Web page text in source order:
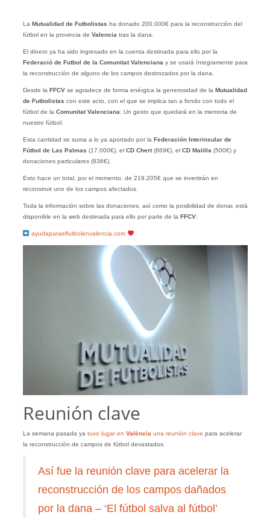
La Mutualidad de Futbolistas ha donado 200.000€ para la reconstrucción del
fútbol en la provincia de Valenciatras la dana.
El dinero ya ha sido ingresado en la cuenta destinada para ello por la
Federació de Futbol de la Comunitat Valenciana y se usará íntegramente para
la reconstrucción de alguno de los campos destrozados por la dana.
Desde la FFCVse agradece de forma enérgica la generosidad de la Mutualidad
de Futbolistas con este acto, con el que se implica tan a fondo con todo el
fútbol de la Comunitat Valenciana. Un gesto que quedará en la memoria de
nuestro fútbol.
Esta cantidad se suma a lo ya aportado por la Federación Interinsular de
Fútbol de Las Palmas (17.000€), el CD Chert(869€), el CD Malilla(500€) y
donaciones particulares (836€).
Esto hace un total, por el momento, de 219.205€ que se invertirán en
reconstruir uno de los campos afectados.
Toda la información sobre las donaciones, así como la posibilidad de donar, está
disponible en la web destinada para ello por parte de la FFCV:
ayudaparaelfutbolenvalencia.com
Reunión clave
La semana pasada ya tuvo lugar en València una reunión clave para acelerar
la reconstrucción de campos de fútbol devastados.
Así fue la reunión clave para acelerar la
reconstrucción de los campos dañados
por la dana – ‘El fútbol salva al fútbol’